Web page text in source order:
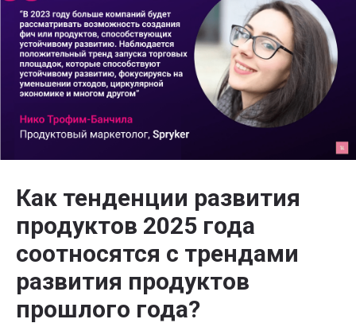
Как тенденции развития
продуктов 2025 года
соотносятся с трендами
развития продуктов
прошлого года?